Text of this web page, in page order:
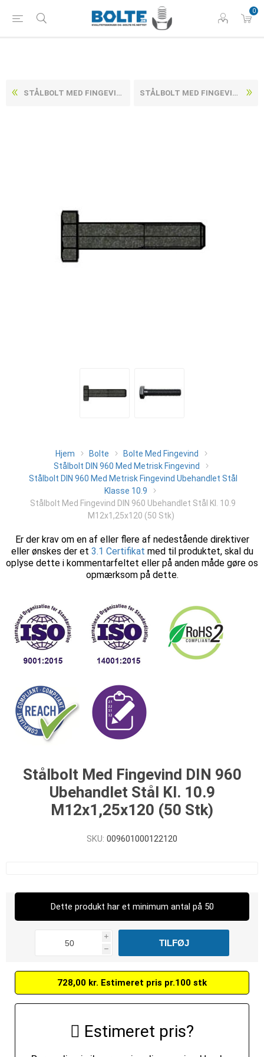
0
STÅLBOLT MED FINGEVIND DIN 960 UBEHANDLET STÅL KL. 10.9 M12X1,25X110 (50 STK) STÅLBOLT MED FINGEVIND DIN 960 UBEHANDLET STÅL KL. 10.9 M12X1,25X130 (50 STK)
Hjem Bolte
Bolte Med Fingevind
Stålbolt DIN 960 Med Metrisk Fingevind
Stålbolt DIN 960 Med Metrisk Fingevind Ubehandlet Stål
Klasse 10.9
Stålbolt Med Fingevind DIN 960 Ubehandlet Stål Kl. 10.9
M12x1,25x120 (50 Stk)
Er der krav om en af eller flere af nedestående direktiver
eller ønskes der et 3.1 Certifikat med til produktet, skal du
oplyse dette i kommentarfeltet eller på anden måde gøre os
opmærksom på dette.
Stålbolt Med Fingevind DIN 960
Ubehandlet Stål Kl. 10.9
M12x1,25x120 (50 Stk)
SKU: 009601000122120
Dette produkt har et minimum antal på 50
i
h
728,00 kr. Estimeret pris pr.100 stk
Estimeret pris?